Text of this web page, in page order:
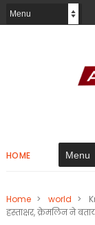
HOME
Home > world >
हस्ताक्षर, क्रेमलिन ने